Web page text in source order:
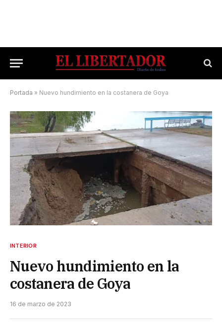
Portada » Nuevo hundimiento en la costanera de Goya
INTERIOR
Nuevo hundimiento en la
costanera de Goya
16 de marzo de 2023